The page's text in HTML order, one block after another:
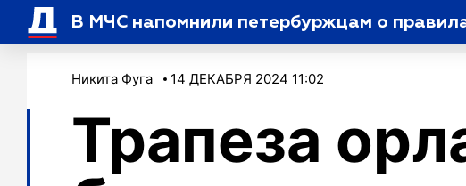
В МЧС напомнили петербуржцам о
Никита Фуга 14 ДЕКАБРЯ 2024 11:02
Трапеза